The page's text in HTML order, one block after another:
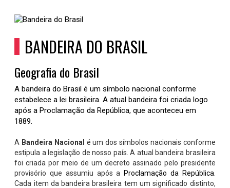
BANDEIRA DO BRASIL
Geografia do Brasil
A bandeira do Brasil é um símbolo nacional conforme
estabelece a lei brasileira. A atual bandeira foi criada logo
após a Proclamação da República, que aconteceu em
1889.
A Bandeira Nacional é um dos símbolos nacionais conforme
estipula a legislação de nosso país. A atual bandeira brasileira
foi criada por meio de um decreto assinado pelo presidente
provisório que assumiu após a
Proclamação da República
Cada item da bandeira brasileira tem um significado distinto,